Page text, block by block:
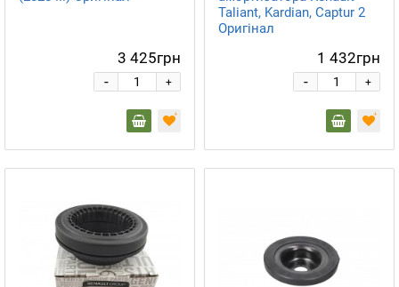
3 425грн
+
-
Taliant, Kardian, Captur 2
Оригінал
1 432грн
+
-